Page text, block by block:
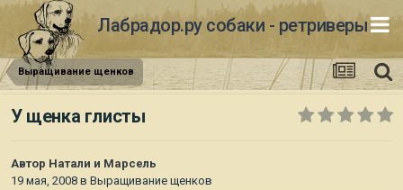
Лабрадор.ру собаки - ретриверы
Выращивание щенков
У щенка глисты
Автор Натали и Марсель
19 мая, 2008 в Выращивание щенков